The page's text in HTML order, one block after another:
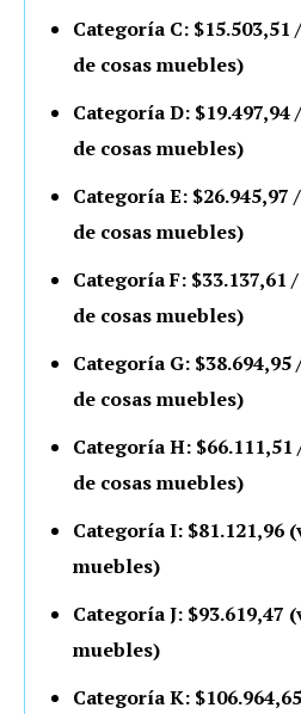
Categoría C: $15.503,51
de cosas muebles)
Categoría D: $19.497,94
de cosas muebles)
Categoría E: $26.945,97
de cosas muebles)
Categoría F: $33.137,61
de cosas muebles)
Categoría G: $38.694,95
de cosas muebles)
Categoría H: $66.111,51
de cosas muebles)
Categoría I: $81.121,96
muebles)
Categoría J: $93.619,47
muebles)
Categoría K: